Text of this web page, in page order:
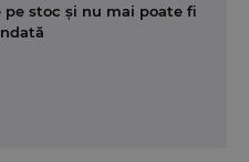
stoc și nu mai poate fi